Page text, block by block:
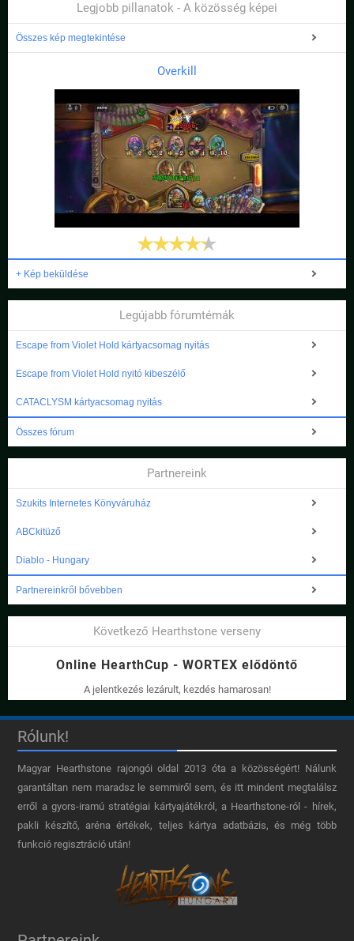
Legjobb pillanatok - A közösség képei
Összes kép megtekintése
Overkill
+ Kép beküldése
Legújabb fórumtémák
Escape from Violet Hold kártyacsomag nyitás
Escape from Violet Hold nyitó kibeszélő
CATACLYSM kártyacsomag nyitás
Összes fórum
Partnereink
Szukits Internetes Könyváruház
ABCkitüző
Diablo - Hungary
Partnereinkről bővebben
Következő Hearthstone verseny
Online HearthCup - WORTEX elődöntő
A jelentkezés lezárult, kezdés hamarosan!
Rólunk!
Magyar Hearthstone​ rajongói oldal 2013 óta a közösségért! Nálunk
garantáltan nem maradsz le semmiről sem, és itt mindent megtalálsz
erről a gyors-iramú stratégiai kártyajátékról, a Hearthstone-ról - hírek,
pakli készítő, aréna értékek, teljes kártya adatbázis, és még több
funkció regisztráció után!